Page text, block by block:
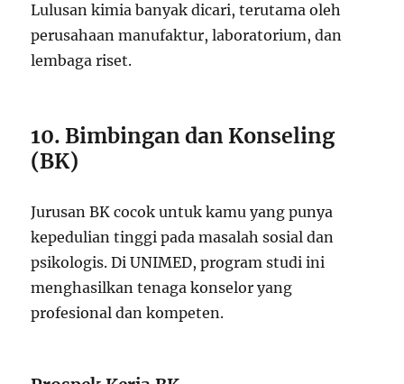
Lulusan kimia banyak dicari, terutama oleh
perusahaan manufaktur, laboratorium, dan
lembaga riset.
10. Bimbingan dan Konseling
(BK)
Jurusan BK cocok untuk kamu yang punya
kepedulian tinggi pada masalah sosial dan
psikologis. Di UNIMED, program studi ini
menghasilkan tenaga konselor yang
profesional dan kompeten.